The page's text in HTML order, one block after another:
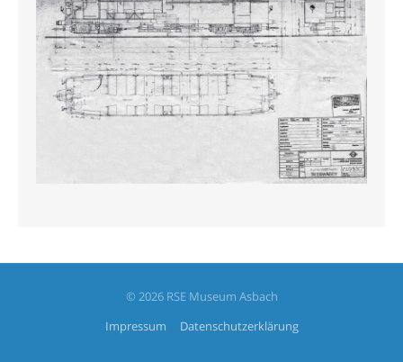
© 2026 RSE Museum Asbach
Impressum
Datenschutzerklärung